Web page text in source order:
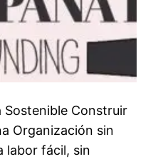
Construir
Organización sin
labor fácil, sin